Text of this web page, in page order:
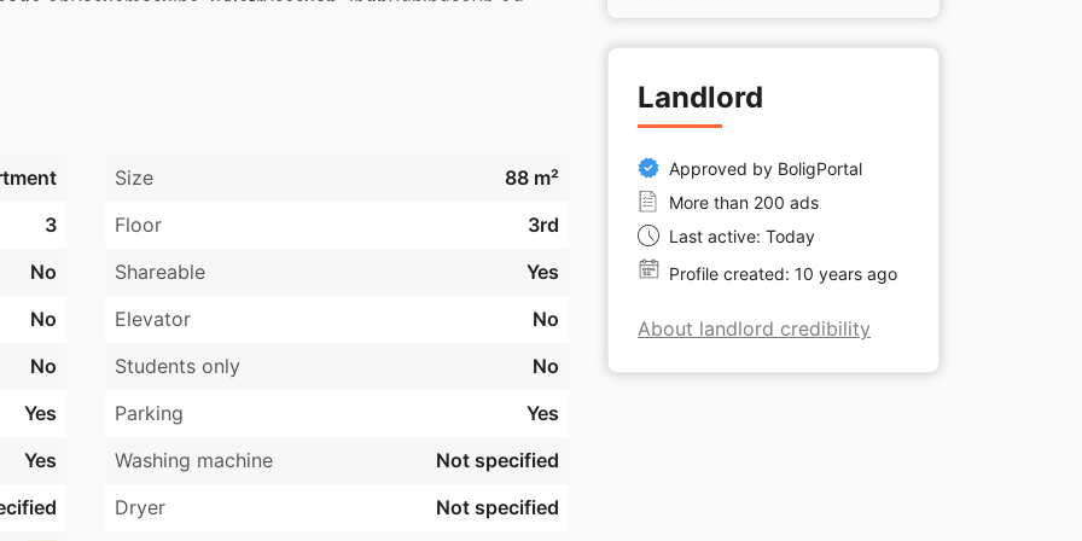
for parkering af bil ved ejendommen.
vaskerum og eget depotrum.
indflytning kan ske, og der betales for aconto forbrug i
Size
88 m²
3 Floor
3rd
No Shareable
Yes
No Elevator
No
No Students only
No
Yes Parking
Yes
Yes Washing machine
Not specified
Dryer
Not specified
Landlord
Approved by BoligPortal
More than 200 ads
Last active: Today
Profile created: 10 years ago
About landlord credibility